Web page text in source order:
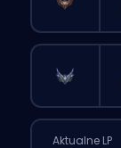
Aktualne LP